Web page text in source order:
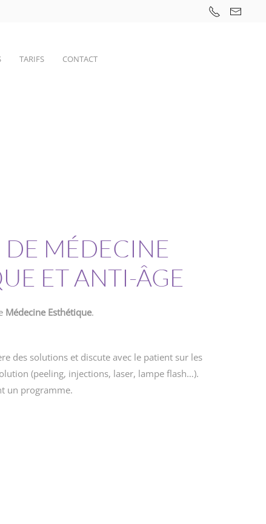
TARIFS CONTACT
MÉDECINE
ET ANTI-ÂGE
Médecine Esthétique.
des solutions et discute avec le patient sur les
(peeling, injections, laser, lampe flash…).
un programme.